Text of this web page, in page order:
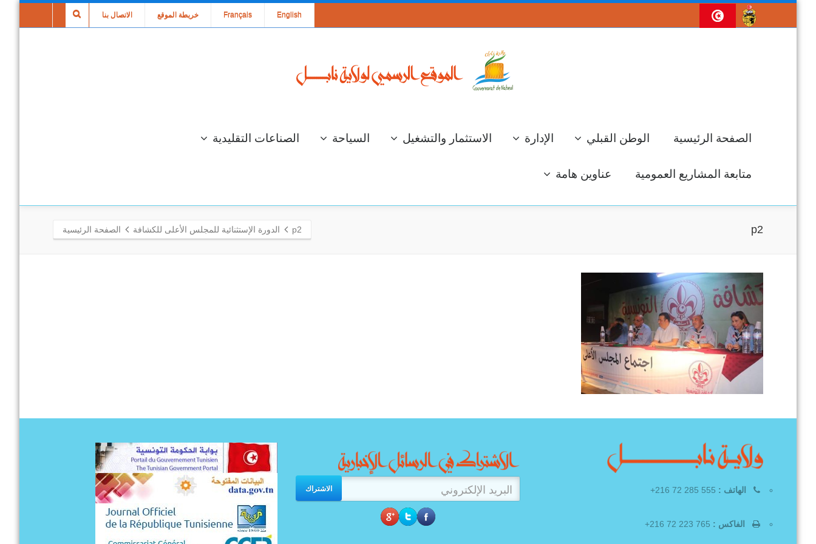
الاتصال بنا خريطة الموقع Français English
الصفحة الرئيسية الوطن القبلي الإدارة الاستثمار والتشغيل السياحة الصناعات التقليدية
متابعة المشاريع العمومية عناوين هامة
p2
p2 الدورة الإستثنائية للمجلس الأعلى للكشافة الصفحة الرئيسية
الاشتراك الهاتف :
الفاكس :